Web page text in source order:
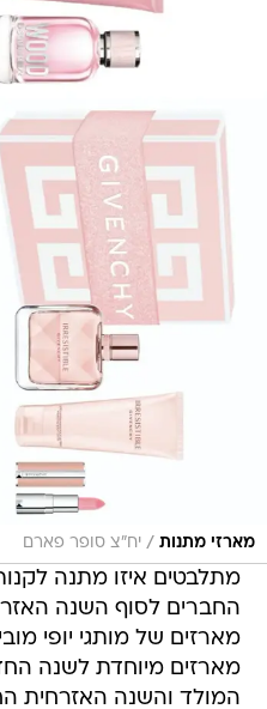
מארזי מתנות / יח"צ סופר פארם
מתלבטים איזו מתנה
החברים לסוף השנה
מארזים של מותגי יופי
מארזים מיוחדת לשנה
המולד והשנה האזרחית